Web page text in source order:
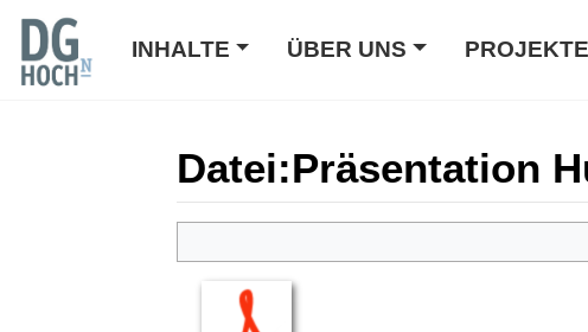
INHALTE ÜBER UNS PROJEKTE
Datei:Präsentation